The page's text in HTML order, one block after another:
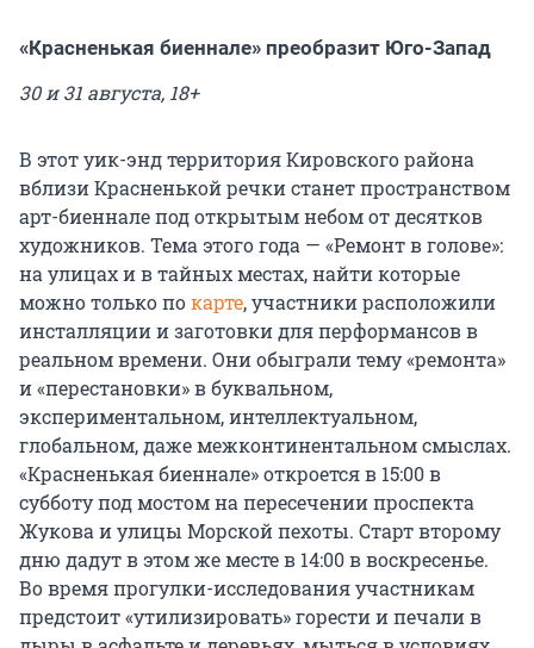
«Красненькая биеннале» преобразит Юго-Запад
30 и 31 августа, 18+
В этот уик-энд территория Кировского района
вблизи Красненькой речки станет пространством
арт-биеннале под открытым небом от десятков
художников. Тема этого года — «Ремонт в голове»:
на улицах и в тайных местах, найти которые
можно только покарте, участники расположили
инсталляции и заготовки для перформансов в
реальном времени. Они обыграли тему «ремонта»
и «перестановки» в буквальном,
экспериментальном, интеллектуальном,
глобальном, даже межконтинентальном смыслах.
«Красненькая биеннале» откроется в 15:00 в
субботу под мостом на пересечении проспекта
Жукова и улицы Морской пехоты. Старт второму
дню дадут в этом же месте в 14:00 в воскресенье.
Во время прогулки-исследования участникам
предстоит «утилизировать» горести и печали в